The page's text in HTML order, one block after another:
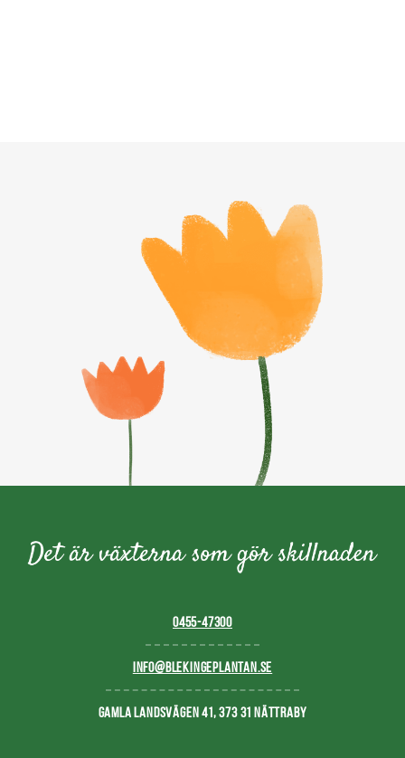
0455-47300
INFO@BLEKINGEPLANTAN.SE
GAMLA LANDSVÄGEN 41, 373 31 NÄTTRABY